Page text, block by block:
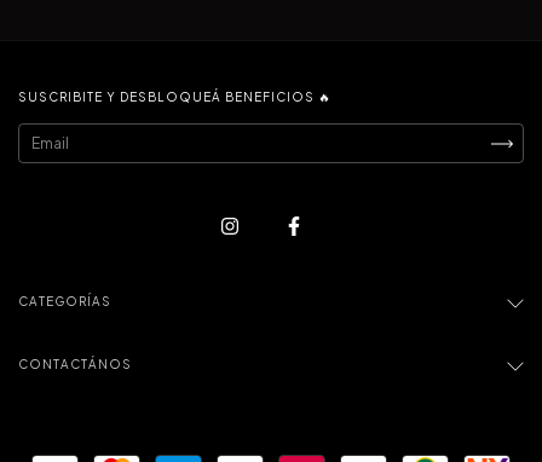
SUSCRIBITE Y DESBLOQUEÁ BENEFICIOS 🔥
CATEGORÍAS
CONTACTÁNOS